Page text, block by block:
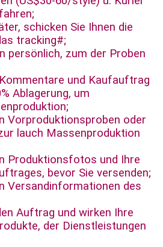
schicken Sie Ihnen die
tracking#;
persönlich, zum der Proben
und Kaufauftrag
Ablagerung, um
Vorproduktionsproben oder
lauch Massenproduktion
Produktionsfotos und Ihre
bevor Sie versenden;
Versandinformationen des
Auftrag und wirken Ihre
der Dienstleistungen